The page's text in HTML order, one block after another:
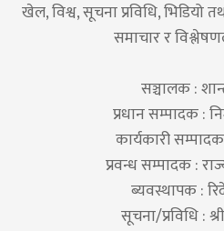
खेल, विश्व, सूचना प्रविधि, भिडियो
समाचार र
सञ्चालक :
प्रधान सम्पादक :
कार्यकारी
प्रवन्ध सम्पादक :
ब्यवस्थापक :
सूचना/प्रविधि :